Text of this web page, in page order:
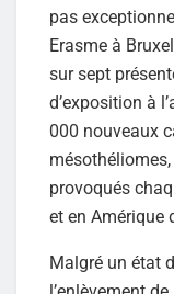
pas
Erasme à
sur sept
d’exposition à
000 nouveaux
provoqués
et en Amérique
Malgré un état